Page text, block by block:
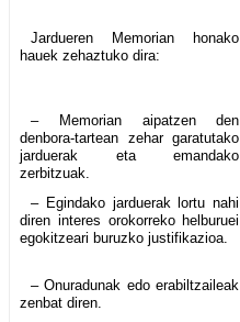
Jardueren Memorian honako
hauek zehaztuko dira:
– Memorian aipatzen den
denbora-tartean zehar garatutako
jarduerak eta emandako
zerbitzuak.
– Egindako jarduerak lortu nahi
diren interes orokorreko helburuei
egokitzeari buruzko justifikazioa.
– Onuradunak edo erabiltzaileak
zenbat diren.